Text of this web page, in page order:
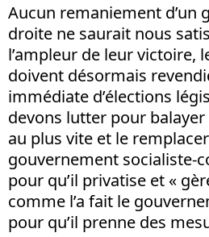
Aucun remaniement d’un
droite ne saurait nous
l’ampleur de leur victoire,
doivent désormais
immédiate d’élections
devons lutter pour
au plus vite et le
gouvernement socialiste-
pour qu’il privatise et «
comme l’a fait le
pour qu’il prenne des